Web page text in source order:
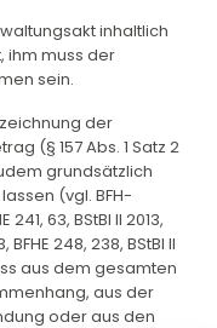
inhaltlich
ihm muss der
sein.
der
(§ 157 Abs. 1 Satz 2
grundsätzlich
(vgl. BFH-
63, BStBl II 2013,
BFHE 248, 238, BStBl II
aus dem gesamten
aus der
oder aus den